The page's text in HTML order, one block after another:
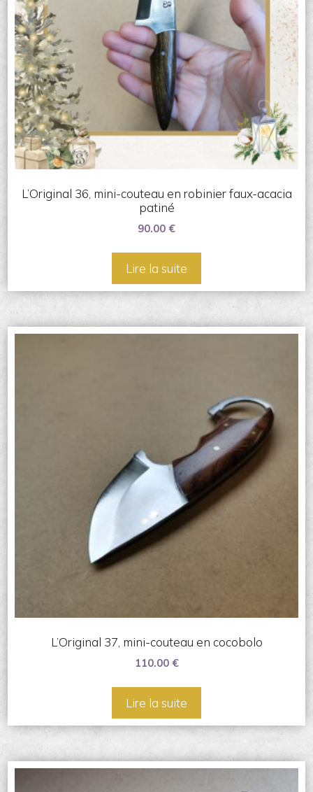
L’Original 36, mini-couteau en robinier faux-acacia
patiné
90.00 €
Lire la suite
L’Original 37, mini-couteau en cocobolo
110.00 €
Lire la suite